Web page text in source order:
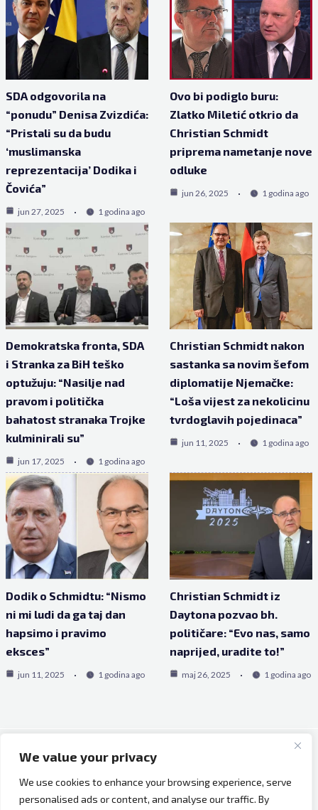
We value your privacy
We use cookies to enhance your browsing experience, serve
personalised ads or content, and analyse our traffic. By
SDA odgovorila na
“ponudu” Denisa Zvizdića:
“Pristali su da budu
‘muslimanska
reprezentacija’ Dodika i
Čovića”
jun 27, 2025 1 godina ago
Ovo bi podiglo buru:
Zlatko Miletić otkrio da
Christian Schmidt
priprema nametanje nove
odluke
jun 26, 2025 1 godina ago
Demokratska fronta, SDA
i Stranka za BiH teško
optužuju: “Nasilje nad
pravom i politička
bahatost stranaka Trojke
kulminirali su”
jun 17, 2025 1 godina ago
Christian Schmidt nakon
sastanka sa novim šefom
diplomatije Njemačke:
“Loša vijest za nekolicinu
tvrdoglavih pojedinaca”
jun 11, 2025 1 godina ago
Dodik o Schmidtu: “Nismo
ni mi ludi da ga taj dan
hapsimo i pravimo
eksces”
jun 11, 2025 1 godina ago
Christian Schmidt iz
Daytona pozvao bh.
političare: “Evo nas, samo
naprijed, uradite to!”
maj 26, 2025 1 godina ago
Copyright © 2026 Bh Dijaspora.
O nama
Marketing